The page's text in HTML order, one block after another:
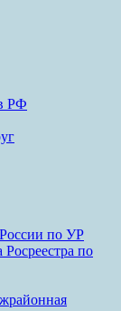
РФ
по УР
Росреестра по